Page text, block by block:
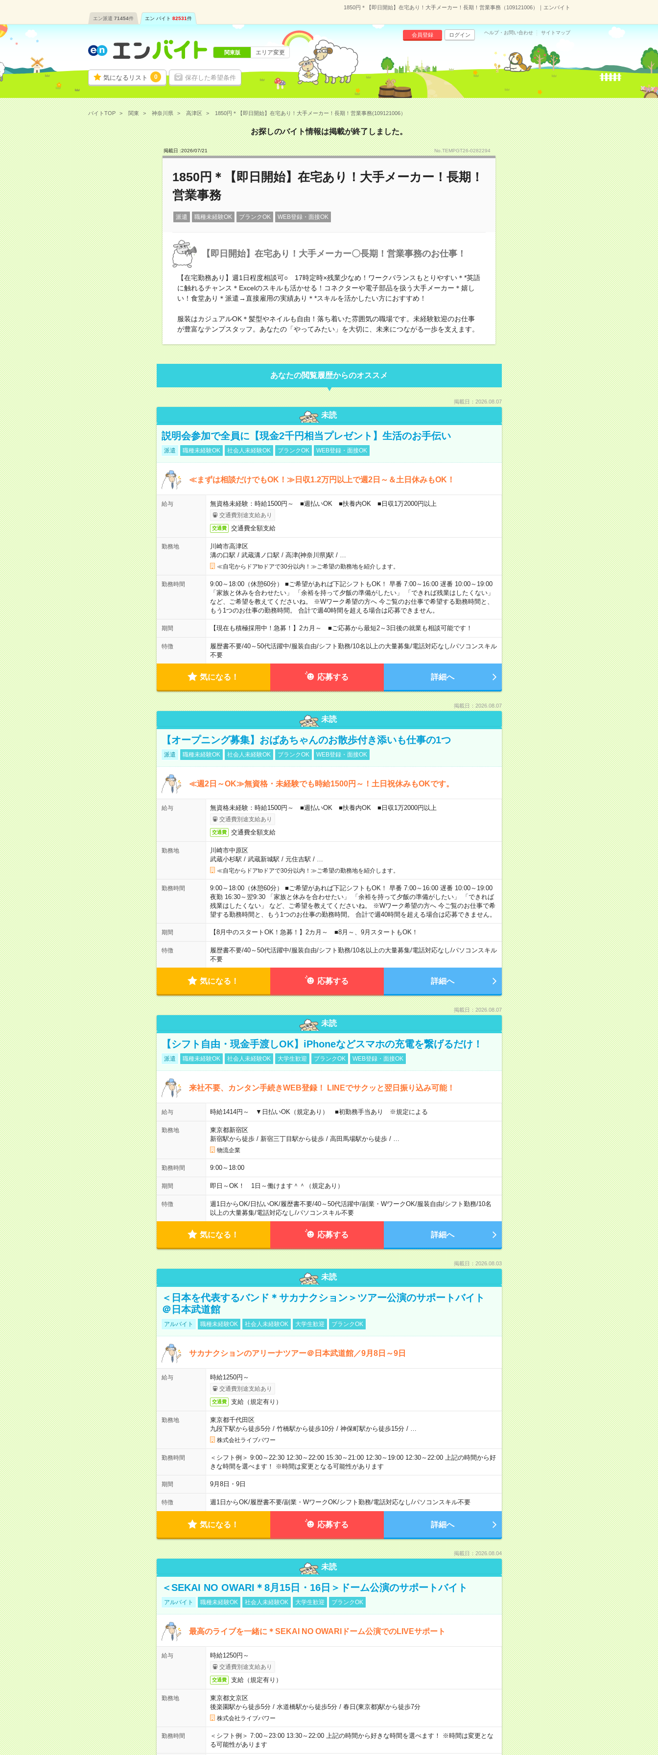
1850円＊【即日開始】在宅あり！大手メーカー！長期！営業事務（109121006）｜エンバイト
エン派遣 71454件 エン バイト 82531件
気になるリスト 0 保存した希望条件
会員登録 ログイン ヘルプ・お問い合わせ サイトマップ
関東版 エリア変更
バイトTOP 関東 神奈川県 高津区 1850円＊【即日開始】在宅あり！大手メーカー！長期！営業事務(109121006）
お探しのバイト情報は掲載が終了しました。
掲載日 :2026/07/21 No.TEMPGT26-0282294
1850円＊【即日開始】在宅あり！大手メーカー！長期！
営業事務
派遣 職種未経験OK ブランクOK WEB登録・面接OK
【即日開始】在宅あり！大手メーカー〇長期！営業事務のお仕事！
【在宅勤務あり】週1日程度相談可○ 17時定時×残業少なめ！ワークバランスもとりやすい＊*英語
に触れるチャンス＊Excelのスキルも活かせる！コネクターや電子部品を扱う大手メーカー＊嬉し
い！食堂あり＊派遣→直接雇用の実績あり＊*スキルを活かしたい方におすすめ！
服装はカジュアルOK＊髪型やネイルも自由！落ち着いた雰囲気の職場です。未経験歓迎のお仕事
が豊富なテンプスタッフ。あなたの「やってみたい」を大切に、未来につながる一歩を支えます。
あなたの閲覧履歴からのオススメ
掲載日：2026.08.07
未読
説明会参加で全員に【現金2千円相当プレゼント】生活のお手伝い
派遣 職種未経験OK 社会人未経験OK ブランクOK WEB登録・面接OK
≪まずは相談だけでもOK！≫日収1.2万円以上で週2日～＆土日休みもOK！
給与 無資格未経験：時給1500円～ ■週払いOK ■扶養内OK ■日収1万2000円以上
交通費別途支給あり
交通費 交通費全額支給
勤務地
川崎市高津区
溝の口駅 / 武蔵溝ノ口駅 / 高津(神奈川県)駅 /
≪自宅からドアtoドアで30分以内！≫ご希望の勤務地を紹介します。
勤務時間
9:00～18:00（休憩60分） ■ご希望があれば下記シフトもOK！ 早番 7:00～16:00 遅番 10:00～19:00
「家族と休みを合わせたい」 「余裕を持って夕飯の準備がしたい」 「できれば残業はしたくない」
など、ご希望を教えてくださいね。 ※Wワーク希望の方へ 今ご覧のお仕事で希望する勤務時間と、
もう1つのお仕事の勤務時間。 合計で週40時間を超える場合は応募できません。
期間 【現在も積極採用中！急募！】2カ月～ ■ご応募から最短2～3日後の就業も相談可能です！
特徴 履歴書不要/40～50代活躍中/服装自由/シフト勤務/10名以上の大量募集/電話対応なし/パソコンスキル
不要
気になる！ 応募する 詳細へ
掲載日：2026.08.07
未読
【オープニング募集】おばあちゃんのお散歩付き添いも仕事の1つ
派遣 職種未経験OK 社会人未経験OK ブランクOK WEB登録・面接OK
≪週2日～OK≫無資格・未経験でも時給1500円～！土日祝休みもOKです。
給与 無資格未経験：時給1500円～ ■週払いOK ■扶養内OK ■日収1万2000円以上
交通費別途支給あり
交通費 交通費全額支給
勤務地
川崎市中原区
武蔵小杉駅 / 武蔵新城駅 / 元住吉駅 /
≪自宅からドアtoドアで30分以内！≫ご希望の勤務地を紹介します。
勤務時間
9:00～18:00（休憩60分） ■ご希望があれば下記シフトもOK！ 早番 7:00～16:00 遅番 10:00～19:00
夜勤 16:30～翌9:30 「家族と休みを合わせたい」 「余裕を持って夕飯の準備がしたい」 「できれば
残業はしたくない」 など、ご希望を教えてくださいね。 ※Wワーク希望の方へ 今ご覧のお仕事で希
望する勤務時間と、もう1つのお仕事の勤務時間。 合計で週40時間を超える場合は応募できません。
期間 【8月中のスタートOK！急募！】2カ月～ ■8月～、9月スタートもOK！
特徴 履歴書不要/40～50代活躍中/服装自由/シフト勤務/10名以上の大量募集/電話対応なし/パソコンスキル
不要
気になる！ 応募する 詳細へ
掲載日：2026.08.07
未読
【シフト自由・現金手渡しOK】iPhoneなどスマホの充電を繋げるだけ！
派遣 職種未経験OK 社会人未経験OK 大学生歓迎 ブランクOK WEB登録・面接OK
来社不要、カンタン手続きWEB登録！ LINEでサクッと翌日振り込み可能！
給与 時給1414円～ ▼日払いOK（規定あり） ■初勤務手当あり ※規定による
勤務地
東京都新宿区
新宿駅から徒歩/ 新宿三丁目駅から徒歩/ 高田馬場駅から徒歩/
物流企業
勤務時間 9:00～18:00
期間 即日～OK！ 1日～働けます＾＾（規定あり）
特徴 週1日からOK/日払いOK/履歴書不要/40～50代活躍中/副業・WワークOK/服装自由/シフト勤務/10名
以上の大量募集/電話対応なし/パソコンスキル不要
気になる！ 応募する 詳細へ
掲載日：2026.08.03
未読
＜日本を代表するバンド＊サカナクション＞ツアー公演のサポートバイト
＠日本武道館
アルバイト 職種未経験OK 社会人未経験OK 大学生歓迎 ブランクOK
サカナクションのアリーナツアー＠日本武道館／9月8日～9日
給与 時給1250円～
交通費別途支給あり
交通費 支給（規定有り）
勤務地
東京都千代田区
九段下駅から徒歩5分/ 竹橋駅から徒歩10分/ 神保町駅から徒歩15分/
株式会社ライブパワー
勤務時間
＜シフト例＞ 9:00～22:30 12:30～22:00 15:30～21:00 12:30～19:00 12:30～22:00 上記の時間から好
きな時間を選べます！ ※時間は変更となる可能性があります
期間 9月8日・9日
特徴 週1日からOK/履歴書不要/副業・WワークOK/シフト勤務/電話対応なし/パソコンスキル不要
気になる！ 応募する 詳細へ
掲載日：2026.08.04
未読
＜SEKAI NO OWARI＊8月15日・16日＞ドーム公演のサポートバイト
アルバイト 職種未経験OK 社会人未経験OK 大学生歓迎 ブランクOK
最高のライブを一緒に＊SEKAI NO OWARIドーム公演でのLIVEサポート
給与 時給1250円～
交通費別途支給あり
交通費 支給（規定有り）
勤務地
東京都文京区
後楽園駅から徒歩5分/ 水道橋駅から徒歩5分/ 春日(東京都)駅から徒歩7分
株式会社ライブパワー
勤務時間
＜シフト例＞ 7:00～23:00 13:30～22:00 上記の時間から好きな時間を選べます！ ※時間は変更とな
る可能性があります